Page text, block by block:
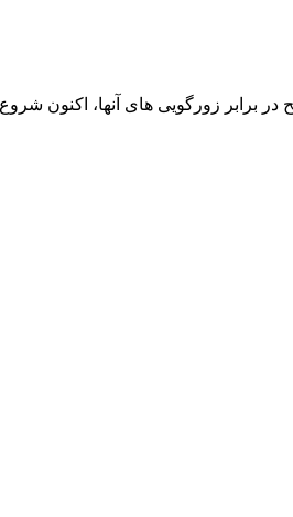
برابر زورگویی های آنها، اکنون